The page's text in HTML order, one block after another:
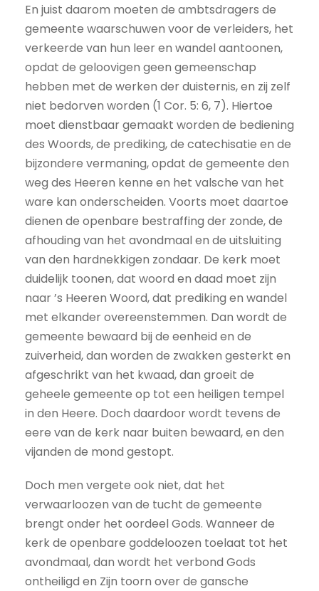
En juist daarom moeten de ambtsdragers de
gemeente waarschuwen voor de verleiders, het
verkeerde van hun leer en wandel aantoonen,
opdat de geloovigen geen gemeenschap
hebben met de werken der duisternis, en zij zelf
niet bedorven worden (1 Cor. 5: 6, 7). Hiertoe
moet dienstbaar gemaakt worden de bediening
des Woords, de prediking, de catechisatie en de
bijzondere vermaning, opdat de gemeente den
weg des Heeren kenne en het valsche van het
ware kan onderscheiden. Voorts moet daartoe
dienen de openbare bestraffing der zonde, de
afhouding van het avondmaal en de uitsluiting
van den hardnekkigen zondaar. De kerk moet
duidelijk toonen, dat woord en daad moet zijn
naar ’s Heeren Woord, dat prediking en wandel
met elkander overeenstemmen. Dan wordt de
gemeente bewaard bij de eenheid en de
zuiverheid, dan worden de zwakken gesterkt en
afgeschrikt van het kwaad, dan groeit de
geheele gemeente op tot een heiligen tempel
in den Heere. Doch daardoor wordt tevens de
eere van de kerk naar buiten bewaard, en den
vijanden de mond gestopt.
Doch men vergete ook niet, dat het
verwaarloozen van de tucht de gemeente
brengt onder het oordeel Gods. Wanneer de
kerk de openbare goddeloozen toelaat tot het
avondmaal, dan wordt het verbond Gods
ontheiligd en Zijn toorn over de gansche